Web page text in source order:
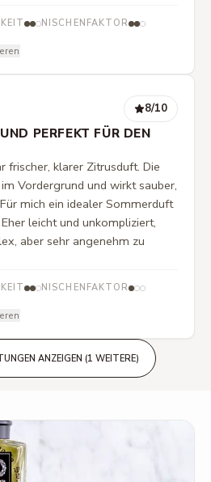
NISCHENFAKTOR
8/10
PERFEKT FÜR DEN
frischer, klarer Zitrusduft. Die
Vordergrund und wirkt sauber,
mich ein idealer Sommerduft
leicht und unkompliziert,
aber sehr angenehm zu
NISCHENFAKTOR
ANZEIGEN (1 WEITERE)